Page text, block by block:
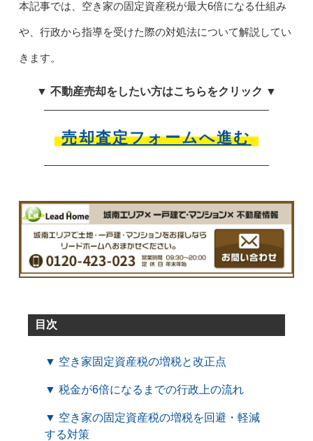
本記事では、空き家の固定資産税が最大6倍になる仕組み
や、行政から指導を受けた際の対処法について解説してい
きます。
▼ 不動産売却をしたい方はこちらをクリック ▼
売却査定フォームへ進む
目次
▼ 空き家固定資産税の増税と改正点
▼ 税金が6倍になるまでの行政上の流れ
▼ 空き家の固定資産税の増税を回避・軽減
する対策